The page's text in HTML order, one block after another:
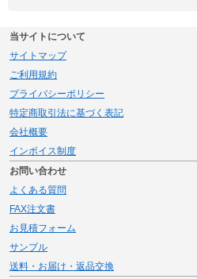
当サイトについて
サイトマップ
ご利用規約
プライバシーポリシー
特定商取引法に基づく表記
会社概要
インボイス制度
お問い合わせ
よくある質問
FAX注文書
お見積フォーム
サンプル
送料・お届け・返品交換